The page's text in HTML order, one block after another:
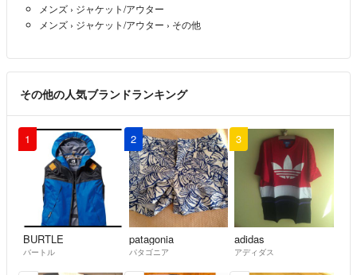
メンズ › ジャケット/アウター
メンズ › ジャケット/アウター › その他
その他の人気ブランドランキング
1
BURTLE
バートル
2
patagonia
パタゴニア
3
adidas
アディダス